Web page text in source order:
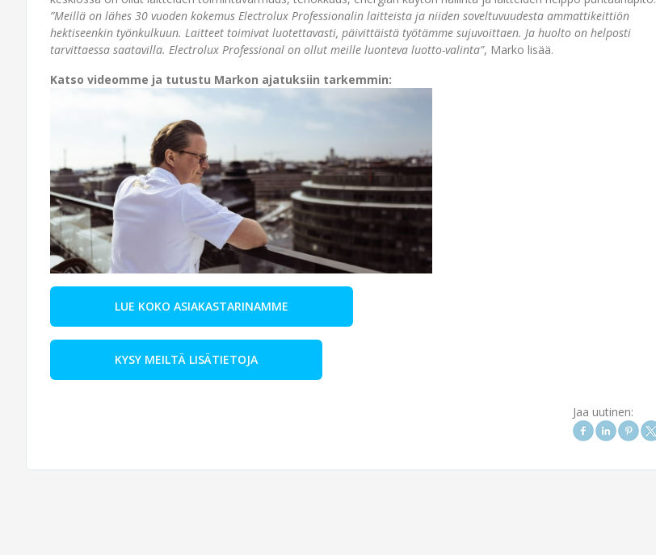
”Meillä on lähes 30 vuoden kokemus Electrolux Professionalin laitteista ja niiden soveltuvuudesta ammattikeittiön
hektiseenkin työnkulkuun. Laitteet toimivat luotettavasti, päivittäistä työtämme sujuvoittaen. Ja huolto on helposti
tarvittaessa saatavilla. Electrolux Professional on ollut meille luonteva luotto-valinta”, Marko lisää.
Katso videomme ja tutustu Markon ajatuksiin tarkemmin:
LUE KOKO ASIAKASTARINAMME
KYSY MEILTÄ LISÄTIETOJA
Jaa uutinen: